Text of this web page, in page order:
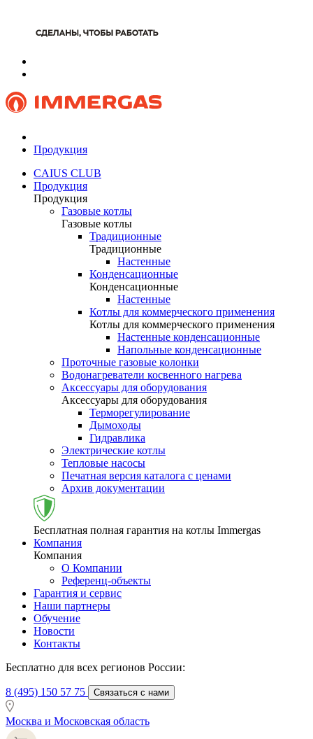
Продукция
CAIUS CLUB
Продукция
Продукция
Газовые котлы
Газовые котлы
Традиционные
Традиционные
Настенные
Конденсационные
Конденсационные
Настенные
Котлы для коммерческого применения
Котлы для коммерческого применения
Настенные конденсационные
Напольные конденсационные
Проточные газовые колонки
Водонагреватели косвенного нагрева
Аксессуары для оборудования
Аксессуары для оборудования
Терморегулирование
Дымоходы
Гидравлика
Электрические котлы
Тепловые насосы
Печатная версия каталога с ценами
Архив документации
Бесплатная полная гарантия на котлы Immergas
Компания
Компания
О Компании
Референц-объекты
Гарантия и сервис
Наши партнеры
Обучение
Новости
Контакты
Бесплатно для всех регионов России:
8 (495) 150 57 75 Связаться с нами
Москва и Московская область